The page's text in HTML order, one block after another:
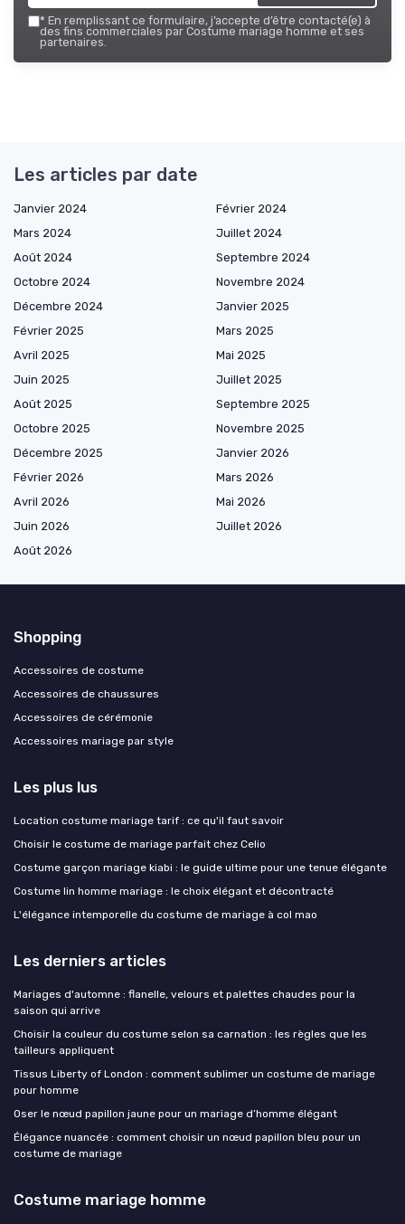
* En remplissant ce formulaire, j’accepte d’être contacté(e) à
des fins commerciales par Costume mariage homme et ses
partenaires.
Les articles par date
Janvier 2024
Février 2024
Mars 2024
Juillet 2024
Août 2024
Septembre 2024
Octobre 2024
Novembre 2024
Décembre 2024
Janvier 2025
Février 2025
Mars 2025
Avril 2025
Mai 2025
Juin 2025
Juillet 2025
Août 2025
Septembre 2025
Octobre 2025
Novembre 2025
Décembre 2025
Janvier 2026
Février 2026
Mars 2026
Avril 2026
Mai 2026
Juin 2026
Juillet 2026
Août 2026
Shopping
Accessoires de costume
Accessoires de chaussures
Accessoires de cérémonie
Accessoires mariage par style
Les plus lus
Location costume mariage tarif : ce qu'il faut savoir
Choisir le costume de mariage parfait chez Celio
Costume garçon mariage kiabi : le guide ultime pour une tenue élégante
Costume lin homme mariage : le choix élégant et décontracté
L'élégance intemporelle du costume de mariage à col mao
Les derniers articles
Mariages d'automne : flanelle, velours et palettes chaudes pour la
saison qui arrive
Choisir la couleur du costume selon sa carnation : les règles que les
tailleurs appliquent
Tissus Liberty of London : comment sublimer un costume de mariage
pour homme
Oser le nœud papillon jaune pour un mariage d’homme élégant
Élégance nuancée : comment choisir un nœud papillon bleu pour un
costume de mariage
Costume mariage homme